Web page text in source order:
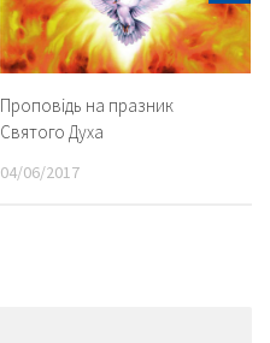
Проповідь на празник
Святого Духа
04/06/2017